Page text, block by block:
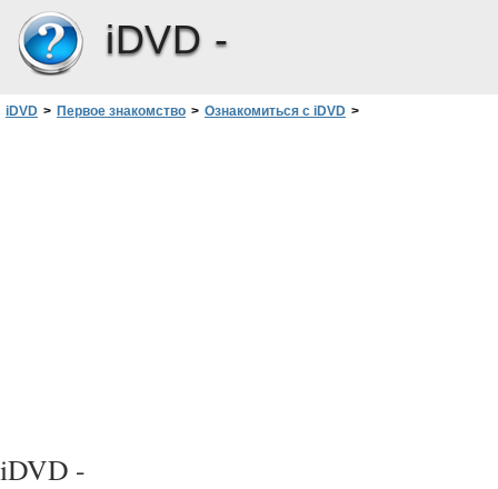
iDVD -
iDVD > Первое знакомство > Ознакомиться с iDVD >
iDVD -